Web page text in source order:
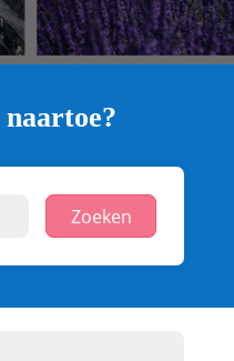
Zoeken